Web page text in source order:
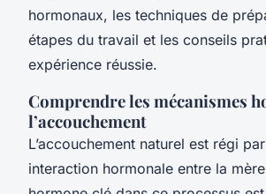
hormonaux, les techniques de
étapes du travail et les conseils
expérience réussie.
Comprendre les mécanismes
l’accouchement
L’accouchement naturel est régi
interaction hormonale entre la